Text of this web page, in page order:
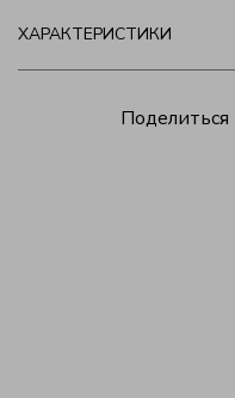
ХАРАКТЕРИСТИКИ
Поделиться